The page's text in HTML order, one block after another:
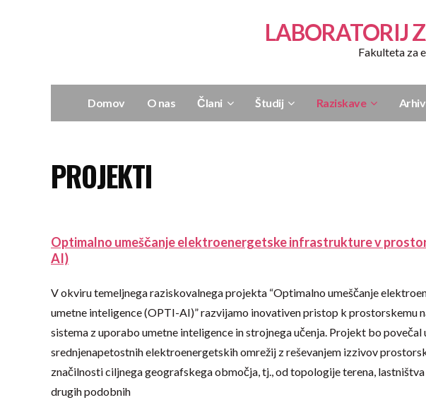
LABORATORIJ
Fakulteta za
Domov O nas Člani Študij Raziskave Arhiv
PROJEKTI
Optimalno umeščanje elektroenergetske infrastrukture v
AI)
V okviru temeljnega raziskovalnega projekta “Optimalno umeščanje
umetne inteligence (OPTI-AI)” razvijamo inovativen pristop k
sistema z uporabo umetne inteligence in strojnega učenja. Projekt bo
srednjenapetostnih elektroenergetskih omrežij z reševanjem izzivov
značilnosti ciljnega geografskega območja, tj., od topologije terena,
drugih podobnih